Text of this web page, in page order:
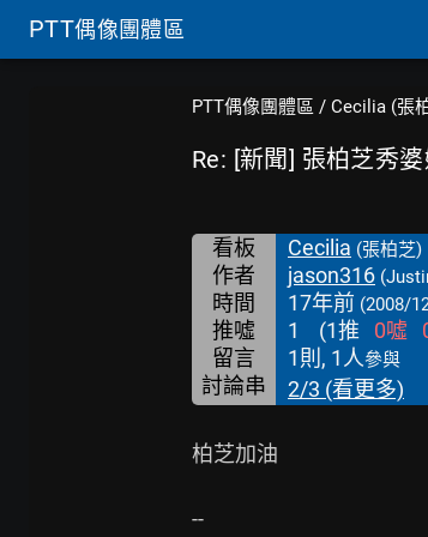
PTT偶像團體區
PTT偶像團體區 / Cecilia (張
Re: [新聞] 張柏芝秀
看板 Cecilia (張柏芝)
作者 jason316
時間 17年前 (2008/
推噓 1 (1推 0噓
留言
1則, 1人參與
討論串 2/3 (看更多)
柏芝加油